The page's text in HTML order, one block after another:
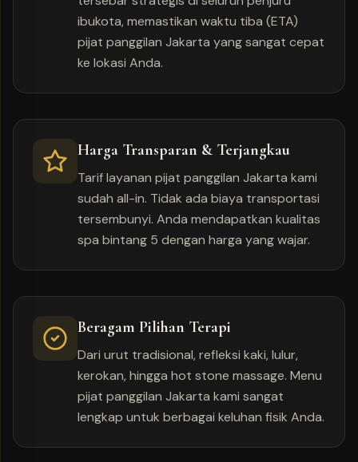
ibukota, memastikan waktu tiba (ETA)
pijat panggilan Jakarta yang sangat cepat
ke lokasi Anda.
Harga Transparan & Terjangkau
Tarif layanan pijat panggilan Jakarta kami
sudah all-in. Tidak ada biaya transportasi
tersembunyi. Anda mendapatkan kualitas
spa bintang 5 dengan harga yang wajar.
Beragam Pilihan Terapi
Dari urut tradisional, refleksi kaki, lulur,
kerokan, hingga hot stone massage. Menu
pijat panggilan Jakarta kami sangat
lengkap untuk berbagai keluhan fisik Anda.